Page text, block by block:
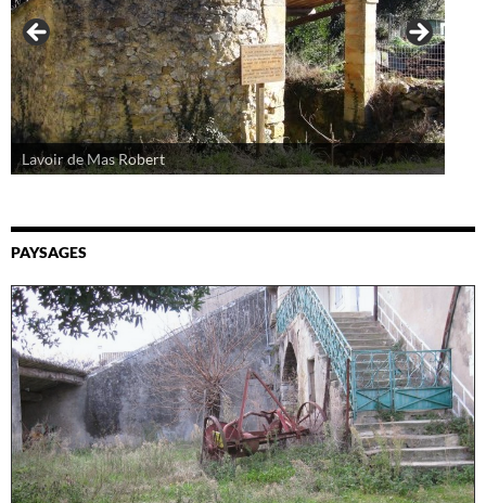
Lavoir de Mas Robert
PAYSAGES